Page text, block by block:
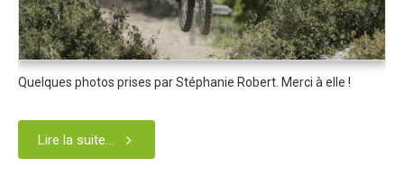
Edition 2019
Blog 2019
Revue de presse 2019
Plan des spéciales 2019
Quelques photos prises par Stéphanie Robert. Merci à elle !
Lire la suite...